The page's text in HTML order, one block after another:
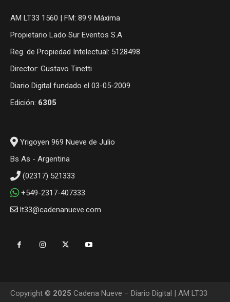
AM LT33 1560 | FM: 89.9 Máxima
Propietario Lado Sur Eventos S.A
Reg. de Propiedad Intelectual: 5128498
Director: Gustavo Tinetti
Diario Digital fundado el 03-05-2009
Edición: 6305
Yrigoyen 969 Nueve de Julio
Bs As - Argentina
(02317) 521333
+549-2317-407333
lt33@cadenanueve.com
Copyright © 2025 Cadena Nueve – Diario Digital | AM LT33